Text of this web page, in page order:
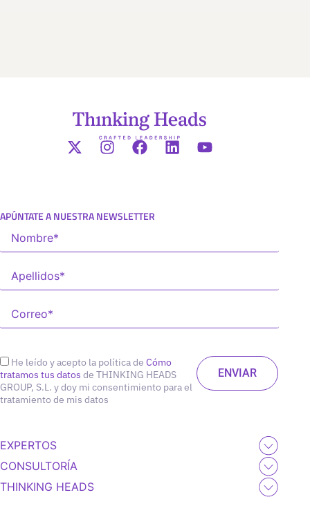
APÚNTATE A NUESTRA NEWSLETTER
He leído y acepto la política de Cómo
tratamos tus datos de THINKING HEADS
GROUP, S.L. y doy mi consentimiento para el
tratamiento de mis datos
EXPERTOS
CONSULTORÍA
THINKING HEADS